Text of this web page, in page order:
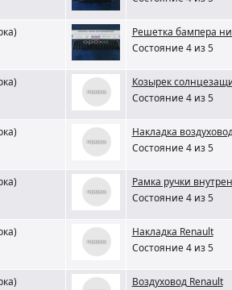
Решетка бампера
Состояние 4 из 5
Козырек
Состояние 4 из 5
Накладка
Состояние 4 из 5
Рамка ручки
Состояние 4 из 5
Накладка Renault
Состояние 4 из 5
Воздуховод Renault